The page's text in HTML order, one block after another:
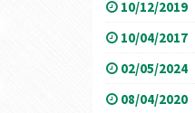
10/12/2019
10/04/2017
02/05/2024
08/04/2020